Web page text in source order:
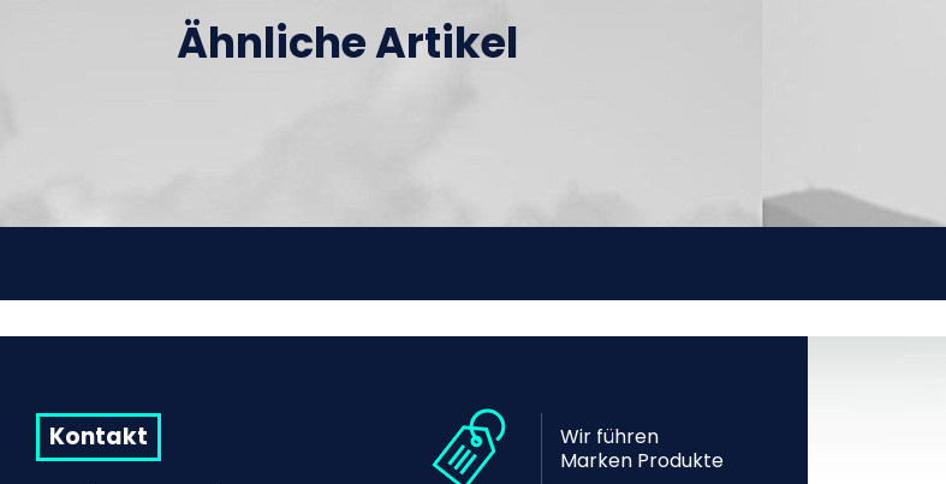
Ähnliche Artikel
Kontakt
Wir führen
Marken Produkte